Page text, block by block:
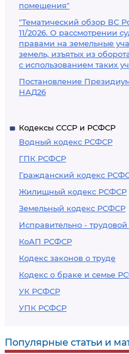
помещения"
"Тематический обзор ВС
11/2026. О рассмотрении
правами на земельные
земель, изъятых из
с использованием таких
Постановление
НАД26
Кодексы СССР и РСФСР
Водный кодекс РСФСР
ГПК РСФСР
Гражданский кодекс
Жилищный кодекс РСФСР
Земельный кодекс РСФСР
Исправительно -
КоАП РСФСР
Кодекс законов о труде
Кодекс о браке и семье
УК РСФСР
УПК РСФСР
Популярные статьи и